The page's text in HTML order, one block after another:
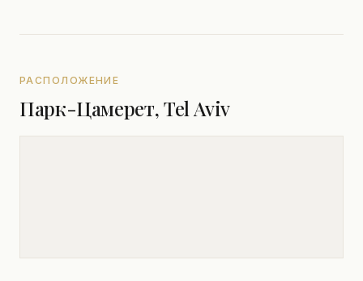
РАСПОЛОЖЕНИЕ
Парк-Цамерет, Tel Aviv